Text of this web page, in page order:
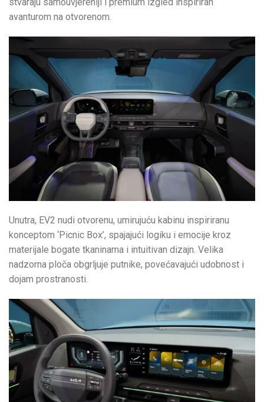
avanturom na otvorenom.
Unutra, EV2 nudi otvorenu, umirujuću kabinu inspiriranu
konceptom ‘Picnic Box’, spajajući logiku i emocije kroz
materijale bogate tkaninama i intuitivan dizajn. Velika
nadzorna ploča obgrljuje putnike, povećavajući udobnost i
dojam prostranosti.